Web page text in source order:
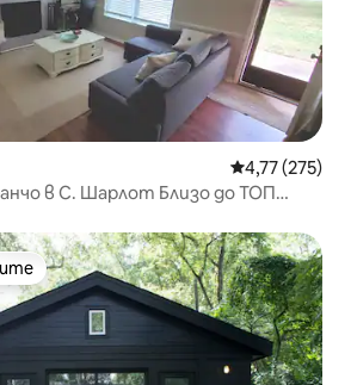
Средна
4,77 (275)
в С. Шарлот Близо до ТОП
на гостите